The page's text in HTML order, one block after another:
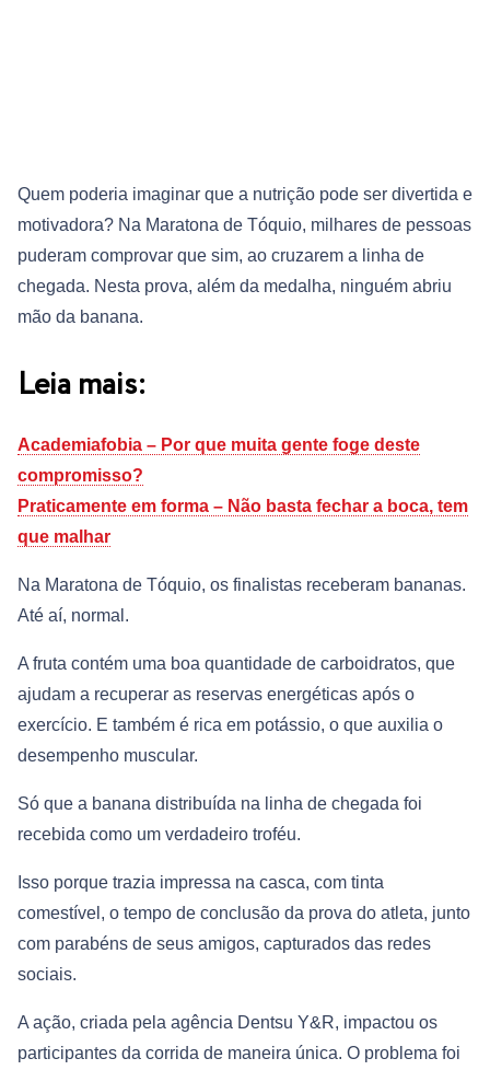
Quem poderia imaginar que a nutrição pode ser divertida e
motivadora? Na Maratona de Tóquio, milhares de pessoas
puderam comprovar que sim, ao cruzarem a linha de
chegada. Nesta prova, além da medalha, ninguém abriu
mão da banana.
Leia mais:
Academiafobia – Por que muita gente foge deste
compromisso?
Praticamente em forma – Não basta fechar a boca, tem
que malhar
Na Maratona de Tóquio, os finalistas receberam bananas.
Até aí, normal.
A fruta contém uma boa quantidade de carboidratos, que
ajudam a recuperar as reservas energéticas após o
exercício. E também é rica em potássio, o que auxilia o
desempenho muscular.
Só que a banana distribuída na linha de chegada foi
recebida como um verdadeiro troféu.
Isso porque trazia impressa na casca, com tinta
comestível, o tempo de conclusão da prova do atleta, junto
com parabéns de seus amigos, capturados das redes
sociais.
A ação, criada pela agência Dentsu Y&R, impactou os
participantes da corrida de maneira única. O problema foi